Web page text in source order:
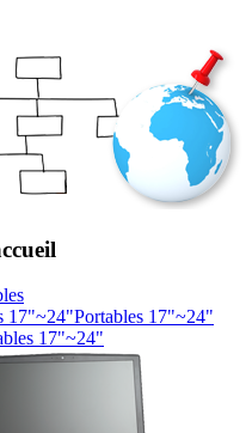
Portables 17"~24"
17"~24"